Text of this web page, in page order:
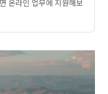
온라인 업무에 지원해보